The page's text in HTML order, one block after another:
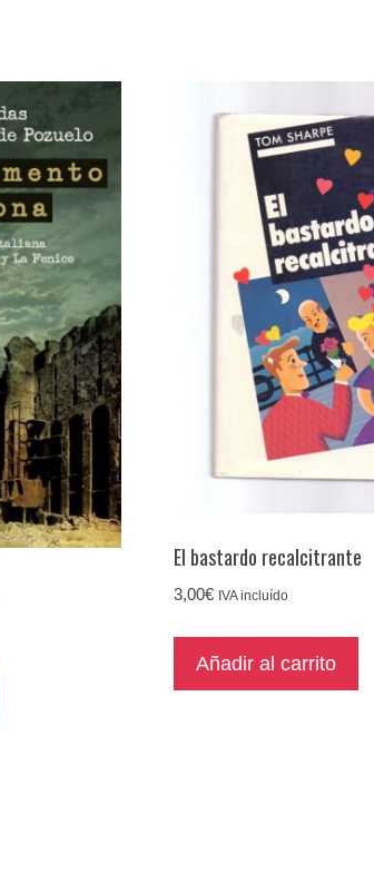
El bastardo recalcitrante
3,00€ IVA incluído
Añadir al carrito